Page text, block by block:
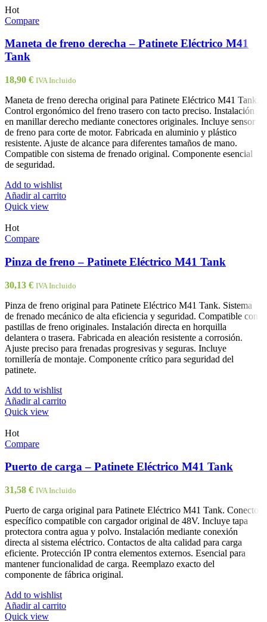
Hot
Compare
Maneta de freno derecha – Patinete Eléctrico M41
Tank
18,90 € IVA Incluido
Maneta de freno derecha original para Patinete Eléctrico M41 Tank.
Control ergonómico del freno trasero con tacto preciso. Instalación
en manillar derecho mediante conectores originales. Incluye sensor
de freno para corte de motor. Fabricada en aluminio y plástico
resistente. Ajuste de alcance para diferentes tamaños de mano.
Compatible con sistema de frenado original. Componente esencial
de seguridad.
Add to wishlist
Añadir al carrito
Quick view
Hot
Compare
Pinza de freno – Patinete Eléctrico M41 Tank
30,13 € IVA Incluido
Pinza de freno original para Patinete Eléctrico M41 Tank. Sistema
de frenado mecánico de alta eficiencia y seguridad. Compatible con
pastillas de freno originales. Instalación directa en horquilla
delantera o trasera. Fabricada en aleación resistente a corrosión.
Ajuste preciso para frenadas progresivas y seguras. Incluye
tornillería de montaje. Componente crítico para seguridad del
patinete.
Add to wishlist
Añadir al carrito
Quick view
Hot
Compare
Puerto de carga – Patinete Eléctrico M41 Tank
31,58 € IVA Incluido
Puerto de carga original para Patinete Eléctrico M41 Tank. Conector
específico compatible con cargador original de 48V. Incluye tapa
protectora contra agua y polvo. Instalación mediante conexión
directa al sistema eléctrico. Contactos de alta calidad para carga
eficiente. Protección IP contra elementos externos. Esencial para
mantener funcionalidad de carga. Reemplazo exacto del
componente de fábrica original.
Add to wishlist
Añadir al carrito
Quick view